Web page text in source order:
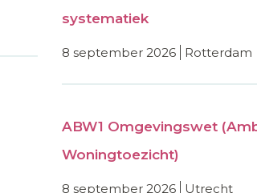
systematiek
8 september 2026 rotterdam
ABW1 Omgevingswet
Woningtoezicht)
8 september 2026 utrecht